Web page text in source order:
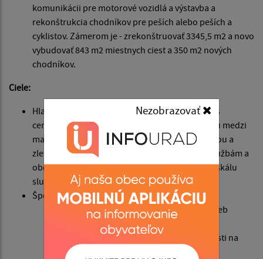
Nezobrazovať
komunikácii pre motorové vozidlá a výstavba a
rekonštrukcia chodníkov pre peších alebo peších a
cyklistov. Zámerom je - zrekonštruovať 3345,5 m2 a novo
vybudovať 843 m2 miestnych ciest a 350 m2 nových
chodníkov.
Ciele:
Hlavný: „Prepojením rómskej osady na Hliníku s
centrom obce Ľubotín, odstrániť fyzickú bariéru medzi
majoritným obyvateľstvom a rómskou komunitou a
zlepšiť prístup Rómov k základným obecným službám a
občianskej infraštruktúre, poskytujúcej širokú škálu
služieb obyvateľstvu.
Špecifické:
Zrovnocenniť možnosti dostupnosti služieb
poskytovaných v obci.
Podporiť prístup rómskej komunity k účasti na
živote a chode obce.